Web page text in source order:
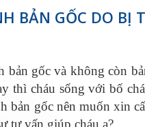
BẢN GỐC DO BỊ
bản gốc và không còn
thì cháu sống với bố
bản gốc nên muốn xin
tư vấn giúp cháu ạ?